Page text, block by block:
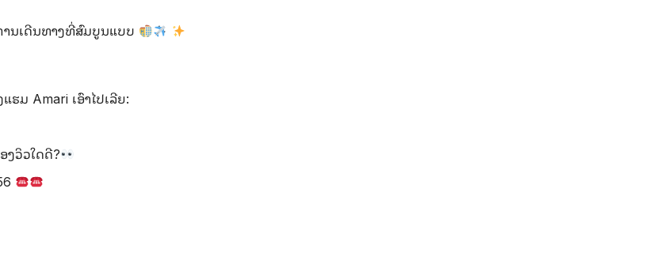
ານເດີນທາງທີ່ສົມບູນແບບ
ຮມ Amari ເອົາໄປເລີຍ:
ງວິວໃດດີ?